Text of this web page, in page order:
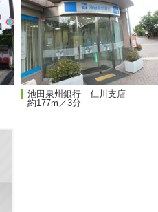
池田泉州銀行 仁川支店
約177m／3分